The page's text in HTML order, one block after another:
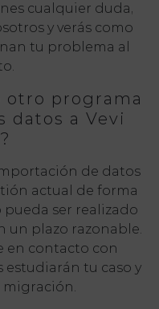
cualquier duda,
y verás como
tu problema al
otro programa
datos a Vevi
de datos
actual de forma
ser realizado
un plazo razonable.
en contacto con
estudiarán tu caso y
migración.